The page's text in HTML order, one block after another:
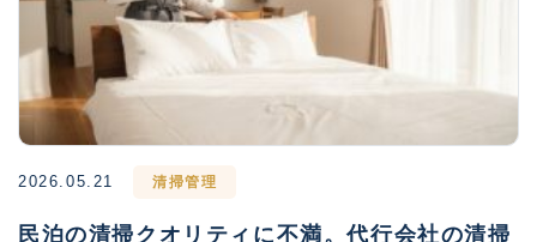
2026.05.21 清掃管理
民泊の清掃クオリティに不満。代行会社の清掃